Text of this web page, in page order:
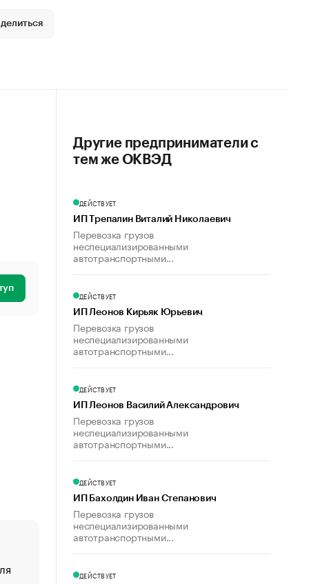
«От спорта тело стареет иначе». Как живет глава
Другие предприниматели с
тем же ОКВЭД
ДЕЙСТВУЕТ
ИП Трепалин Виталий Николаевич
Перевозка грузов
неспециализированными
автотранспортными...
ДЕЙСТВУЕТ
ИП Леонов Кирьяк Юрьевич
Перевозка грузов
неспециализированными
автотранспортными...
ДЕЙСТВУЕТ
ИП Леонов Василий Александрович
Перевозка грузов
неспециализированными
автотранспортными...
ДЕЙСТВУЕТ
ИП Бахолдин Иван Степанович
Перевозка грузов
неспециализированными
автотранспортными...
ДЕЙСТВУЕТ